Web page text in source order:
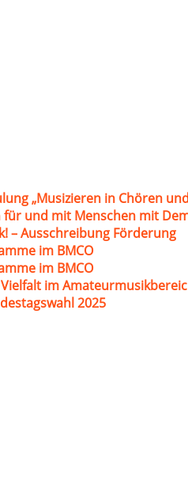
„Musizieren in Chören
für und mit Menschen mit
– Ausschreibung Förderung
im BMCO
im BMCO
im
2025